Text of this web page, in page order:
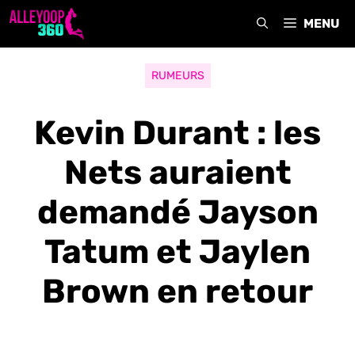
Aller
MENU
RUMEURS
Kevin Durant : les
Nets auraient
demandé Jayson
Tatum et Jaylen
Brown en retour